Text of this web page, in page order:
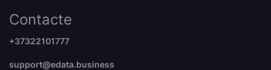
Contacte
+37322101777
support@edata.business